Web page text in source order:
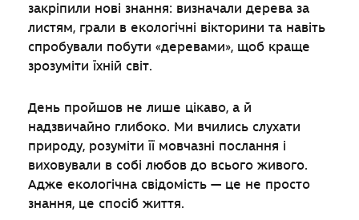
закріпили нові знання: визначали дерева за
листям, грали в екологічні вікторини та навіть
спробували побути «деревами», щоб краще
зрозуміти їхній світ.
День пройшов не лише цікаво, а й
надзвичайно глибоко. Ми вчились слухати
природу, розуміти її мовчазні послання і
виховували в собі любов до всього живого.
Адже екологічна свідомість — це не просто
знання, це спосіб життя.